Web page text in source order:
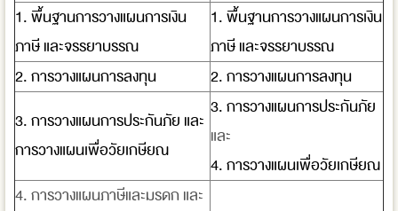
1. พื้นฐานการวางแผนการเงิน
ภาษี และจรรยาบรรณ
1. พื้นฐานการวางแผนการเงิน
ภาษี และจรรยาบรรณ
2. การวางแผนการลงทุน
2. การวางแผนการลงทุน
3. การวางแผนการประกันภัย และ
การวางแผนเพื่อวัยเกษียณ
3. การวางแผนการประกันภัย
และ
4. การวางแผนเพื่อวัยเกษียณ
4. การวางแผนภาษีและมรดก และ